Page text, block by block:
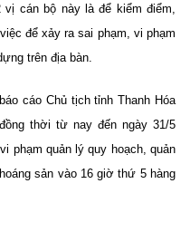
cán bộ này là để kiểm điểm,
để xảy ra sai phạm, vi phạm
trên địa bàn.
cáo Chủ tịch tỉnh Thanh Hóa
thời từ nay đến ngày 31/5
phạm quản lý quy hoạch, quản
sản vào 16 giờ thứ 5 hàng